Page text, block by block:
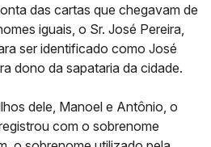
das cartas que chegavam de
iguais, o Sr. José Pereira,
ser identificado como José
dono da sapataria da cidade.
dele, Manoel e Antônio, o
com o sobrenome